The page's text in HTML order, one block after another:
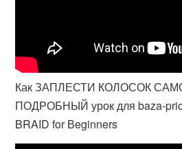
Как ЗАПЛЕСТИ КОЛОСОК
ПОДРОБНЫЙ урок для baza-
BRAID for Вeginners